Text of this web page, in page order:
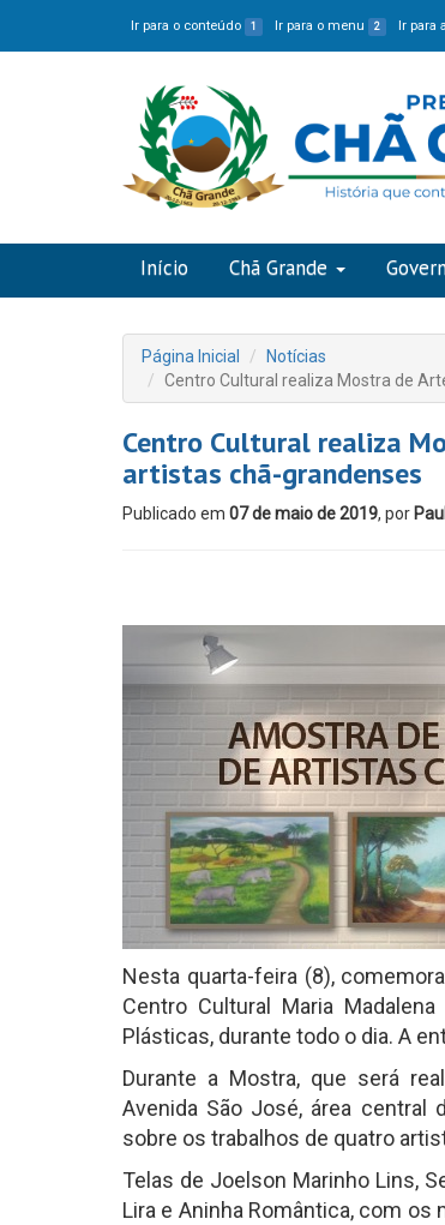
Ir para o conteúdo 1 Ir para o menu 2 Ir para
Início Chã Grande
Página Inicial
Notícias
Centro Cultural realiza Mostra de
Centro Cultural realiza
artistas chã-grandenses
Publicado em 07 de maio de 2019, por
Nesta quarta-feira (8),
Centro Cultural Maria
Plásticas, durante todo o dia. A
Durante a Mostra, que será
Avenida São José, área central
sobre os trabalhos de quatro
Telas de Joelson Marinho Lins,
Lira e Aninha Romântica, com